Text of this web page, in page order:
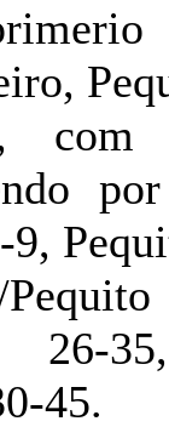
com
45.